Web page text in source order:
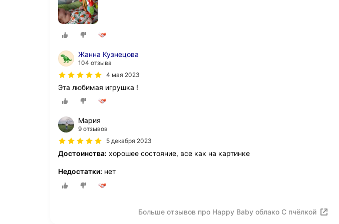
Жанна Кузнецова
104 отзыва
4 мая 2023
Эта любимая игрушка !
Мария
9 отзывов
5 декабря 2023
Достоинства: хорошее состояние, все как на картинке
Недостатки: нет
Больше отзывов про Happy Baby облако С пчёлкой